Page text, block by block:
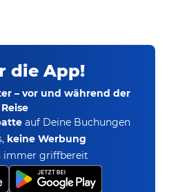
die App!
– vor und während der
Reise
auf Deine Buchungen
keine Werbung
immer griffbereit